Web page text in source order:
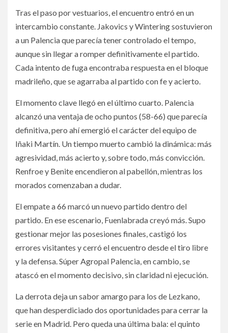
Tras el paso por vestuarios, el encuentro entró en un
intercambio constante. Jakovics y Wintering sostuvieron
a un Palencia que parecía tener controlado el tempo,
aunque sin llegar a romper definitivamente el partido.
Cada intento de fuga encontraba respuesta en el bloque
madrileño, que se agarraba al partido con fe y acierto.
El momento clave llegó en el último cuarto. Palencia
alcanzó una ventaja de ocho puntos (58-66) que parecía
definitiva, pero ahí emergió el carácter del equipo de
Iñaki Martín. Un tiempo muerto cambió la dinámica: más
agresividad, más acierto y, sobre todo, más convicción.
Renfroe y Benite encendieron al pabellón, mientras los
morados comenzaban a dudar.
El empate a 66 marcó un nuevo partido dentro del
partido. En ese escenario, Fuenlabrada creyó más. Supo
gestionar mejor las posesiones finales, castigó los
errores visitantes y cerró el encuentro desde el tiro libre
y la defensa. Súper Agropal Palencia, en cambio, se
atascó en el momento decisivo, sin claridad ni ejecución.
La derrota deja un sabor amargo para los de Lezkano,
que han desperdiciado dos oportunidades para cerrar la
serie en Madrid. Pero queda una última bala: el quinto